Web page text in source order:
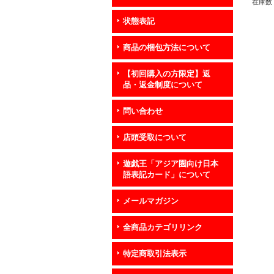
状態表記
商品の梱包方法について
【初回購入の方限定】返
品・返金制度について
問い合わせ
店頭受取について
遊戯王「アジア圏向け日本
語表記カード」について
メールマガジン
全商品カテゴリリンク
特定商取引法表示
在庫数